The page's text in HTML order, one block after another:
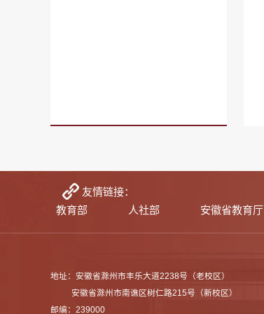
友情链接：
教育部
人社部 安徽省教育厅
地址：安徽省滁州市丰乐大道2238号（老校区）
安徽省滁州市南谯区树仁路215号（新校区）
邮编：239000